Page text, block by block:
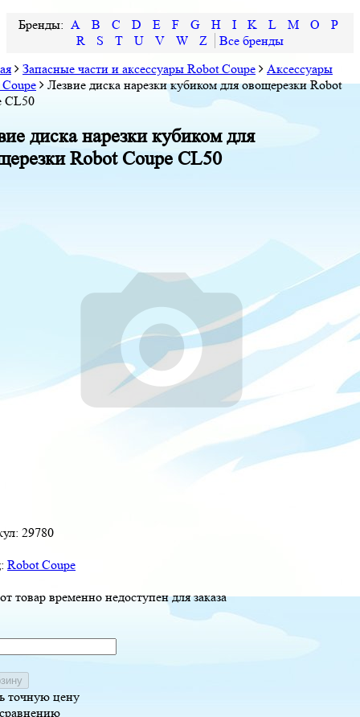
A B C D E F G H I K L M O
P
R
S T U V W
Z
Запасные части и аксессуары Robot Coupe
Аксессуары
Лезвие диска нарезки кубиком для овощерезки Robot
CL50
диска нарезки кубиком для
Robot Coupe CL50
29780
Robot Coupe
товар временно недоступен для заказа
точную цену